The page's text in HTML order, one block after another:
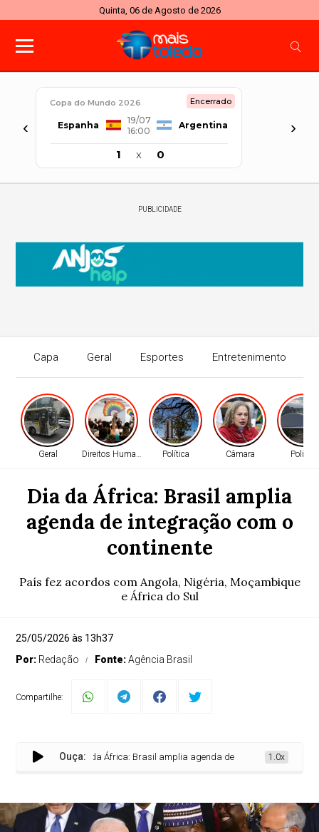
Quinta, 06 de Agosto de 2026
‹
Copa do Mundo 2026 Encerrado
Espanha
19/07
16:00
Argentina
1 x 0
›
PUBLICIDADE
Capa Geral Esportes Entretenimento
Geral Direitos Humanos Política Câmara Política
Dia da África: Brasil amplia
agenda de integração com o
continente
País fez acordos com Angola, Nigéria, Moçambique
e África do Sul
25/05/2026 às 13h37
Por: Redação Fonte:Agência Brasil
Compartilhe:
Ouça:
Dia da África: Brasil amplia agenda de integração com o continente
1.0x